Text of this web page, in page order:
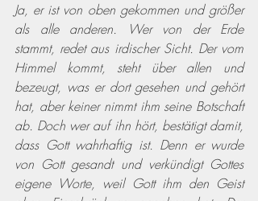
Ja, er ist von oben gekommen und größer
als alle anderen. Wer von der Erde
stammt, redet aus irdischer Sicht. Der vom
Himmel kommt, steht über allen und
bezeugt, was er dort gesehen und gehört
hat, aber keiner nimmt ihm seine Botschaft
ab. Doch wer auf ihn hört, bestätigt damit,
dass Gott wahrhaftig ist. Denn er wurde
von Gott gesandt und verkündigt Gottes
eigene Worte, weil Gott ihm den Geist